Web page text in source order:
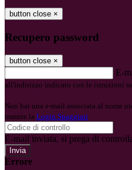
button close ×
Recupero password
button close ×
E-
all'indirizzo indicato con le istruzioni
Non hai una e-mail associata al nome
tramite la Login Spaggiari
E-mail inviata, si prega di
Errore